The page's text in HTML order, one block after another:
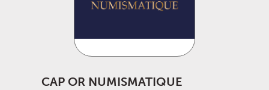
CAP OR NUMISMATIQUE